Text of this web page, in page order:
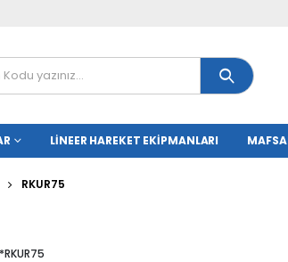
LINEER HAREKET EKIPMANLARI
RKUR75